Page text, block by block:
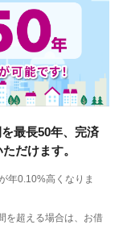
最長50年、完済
だけます。
年0.10%高くなりま
を超える場合は、お借